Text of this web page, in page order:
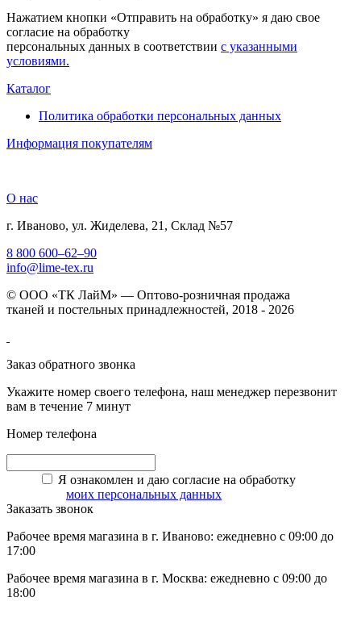
Нажатием кнопки «Отправить на обработку» я даю свое
согласие на обработку
персональных данных в соответствии с указанными
условиями.
Каталог
Политика обработки персональных данных
Информация покупателям
О нас
г. Иваново, ул. Жиделева, 21, Склад №57
8 800 600–62–90
info@lime-tex.ru
© ООО «ТК ЛайМ» — Оптово-розничная продажа
тканей и постельных принадлежностей, 2018 - 2026
Заказ обратного звонка
Укажите номер своего телефона, наш менеджер перезвонит
вам в течение 7 минут
Номер телефона
Я ознакомлен и даю согласие на обработку
моих персональных данных
Заказать звонок
Рабочее время магазина в г. Иваново: ежедневно с 09:00 до
17:00
Рабочее время магазина в г. Москва: ежедневно с 09:00 до
18:00